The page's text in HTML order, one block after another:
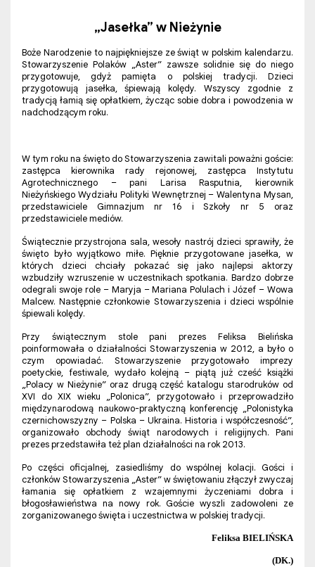
„Jasełka” w Nieżynie
Boże Narodzenie to najpiękniejsze ze świąt w polskim kalendarzu.
Stowarzyszenie Polaków „Aster” zawsze solidnie się do niego
przygotowuje, gdyż pamięta o polskiej tradycji. Dzieci
przygotowują jasełka, śpiewają kolędy. Wszyscy zgodnie z
tradycją łamią się opłatkiem, życząc sobie dobra i powodzenia w
nadchodzącym roku.
W tym roku na święto do Stowarzyszenia zawitali poważni goście:
zastępca kierownika rady rejonowej, zastępca Instytutu
Agrotechnicznego – pani Larisa Rasputnia, kierownik
Nieżyńskiego Wydziału Polityki Wewnętrznej – Walentyna Mysan,
przedstawiciele Gimnazjum nr 16 i Szkoły nr 5 oraz
przedstawiciele mediów.
Świątecznie przystrojona sala, wesoły nastrój dzieci sprawiły, że
święto było wyjątkowo miłe. Pięknie przygotowane jasełka, w
których dzieci chciały pokazać się jako najlepsi aktorzy
wzbudziły wzruszenie w uczestnikach spotkania. Bardzo dobrze
odegrali swoje role – Maryja – Mariana Polulach i Józef – Wowa
Malcew. Następnie członkowie Stowarzyszenia i dzieci wspólnie
śpiewali kolędy.
Przy świątecznym stole pani prezes Feliksa Bielińska
poinformowała o działalności Stowarzyszenia w 2012, a było o
czym opowiadać. Stowarzyszenie przygotowało imprezy
poetyckie, festiwale, wydało kolejną – piątą już cześć książki
„Polacy w Nieżynie” oraz drugą część katalogu starodruków od
XVI do XIX wieku „Polonica”, przygotowało i przeprowadziło
międzynarodową naukowo-praktyczną konferencję „Polonistyka
czernichowszyzny – Polska – Ukraina. Historia i współczesność”,
organizowało obchody świąt narodowych i religijnych. Pani
prezes przedstawiła też plan działalności na rok 2013.
Po części oficjalnej, zasiedliśmy do wspólnej kolacji. Gości i
członków Stowarzyszenia „Aster” w świętowaniu złączył zwyczaj
łamania się opłatkiem z wzajemnymi życzeniami dobra i
błogosławieństwa na nowy rok. Goście wyszli zadowoleni ze
zorganizowanego święta i uczestnictwa w polskiej tradycji.
Feliksa BIELIŃSKA
(DK.)